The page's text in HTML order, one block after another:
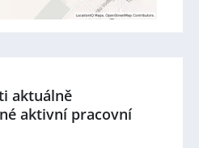
aktuálně
aktivní pracovní